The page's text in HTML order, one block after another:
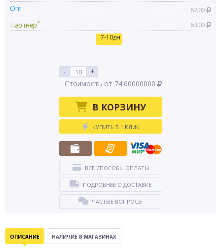
Опт 67.00
Партнер* 63.00
7-10дн
-
+
Стоимость от 74.00000000
В КОРЗИНУ
КУПИТЬ В 1 КЛИК
ВСЕ СПОСОБЫ ОПЛАТЫ
ПОДРОБНЕЕ О ДОСТАВКЕ
ЧАСТЫЕ ВОПРОСЫ
ОПИСАНИЕ НАЛИЧИЕ В МАГАЗИНАХ